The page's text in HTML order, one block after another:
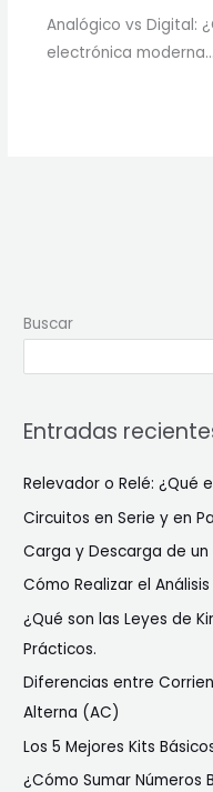
Analógico vs Digital:
electrónica moderna…
Buscar
Entradas
Relevador o Relé: ¿Qué
Circuitos en Serie y en
Carga y Descarga de
Cómo Realizar el
¿Qué son las Leyes de
Prácticos.
Diferencias entre
Alterna (AC)
Los 5 Mejores Kits
¿Cómo Sumar Números